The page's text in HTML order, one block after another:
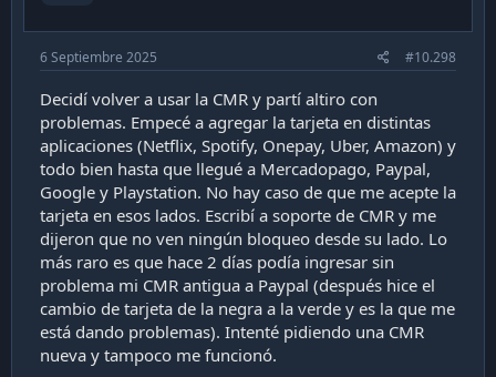
6 Septiembre 2025 #10.298
Decidí volver a usar la CMR y partí altiro con
problemas. Empecé a agregar la tarjeta en distintas
aplicaciones (Netflix, Spotify, Onepay, Uber, Amazon) y
todo bien hasta que llegué a Mercadopago, Paypal,
Google y Playstation. No hay caso de que me acepte la
tarjeta en esos lados. Escribí a soporte de CMR y me
dijeron que no ven ningún bloqueo desde su lado. Lo
más raro es que hace 2 días podía ingresar sin
problema mi CMR antigua a Paypal (después hice el
cambio de tarjeta de la negra a la verde y es la que me
está dando problemas). Intenté pidiendo una CMR
nueva y tampoco me funcionó.